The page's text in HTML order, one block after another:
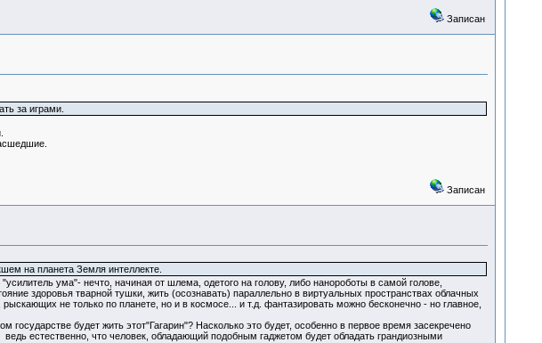
Записан
за играми.
Записан
на планета Земля интеллекте.
ума"- нечто, начиная от шлема, одетого на голову, либо нанороботы в самой голове,
здоровья тварной тушки, жить (осознавать) параллельно в виртуальных пространствах облачных
не только по планете, но и в космосе... и т.д. фантазировать можно бесконечно - но главное,
будет жить этот"Гагарин"? Насколько это будет, особенно в первое время засекречено
естественно, что человек, обладающий подобным гаджетом будет обладать грандиозными